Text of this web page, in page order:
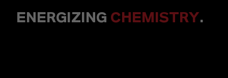
ENERGIZING CHEMISTRY.